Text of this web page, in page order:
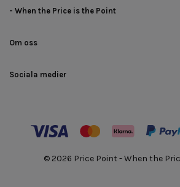
- When the Price is the Point
Om oss
Sociala medier
© 2026 Price Point - When the